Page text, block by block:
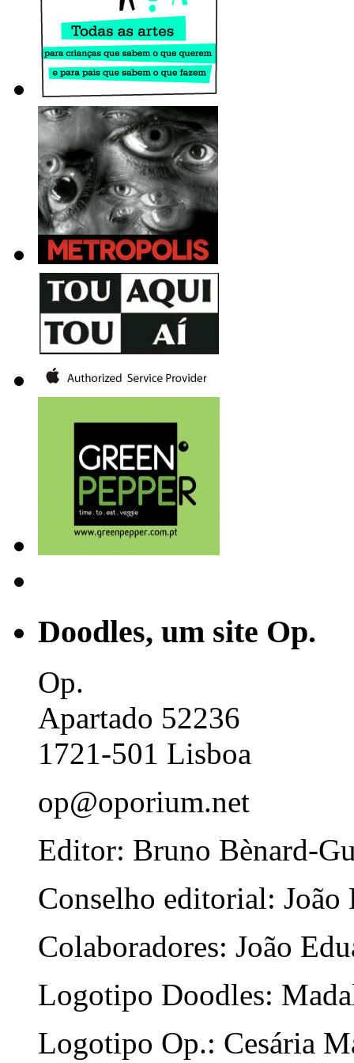
Doodles, um site Op.
Op.
Apartado 52236
1721-501 Lisboa
op@oporium.net
Editor: Bruno Bènard-
Conselho editorial: João
Colaboradores: João
Logotipo Doodles:
Logotipo Op.: Cesária